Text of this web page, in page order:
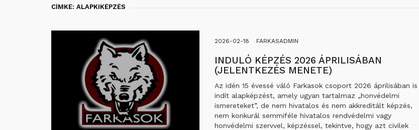
CÍMKE: ALAPKIKÉPZÉS
2026-02-18 FARKASADMIN
INDULÓ KÉPZÉS 2026 ÁPRILISÁBAN
(JELENTKEZÉS MENETE)
Az idén 15 évessé váló Farkasok csoport 2026 áprilisában is
indít alapképzést, amely ugyan tartalmaz „honvédelmi
ismereteket”, de nem hivatalos és nem akkreditált képzés,
nem konkurál semmiféle hivatalos rendvédelmi vagy
honvédelmi szervvel, képzéssel, tekintve, hogy azt civilek